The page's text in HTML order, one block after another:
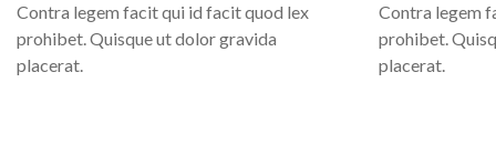
Contra legem facit qui id facit quod lex
prohibet. Quisque ut dolor gravida
placerat.
Contra legem
prohibet.
placerat.